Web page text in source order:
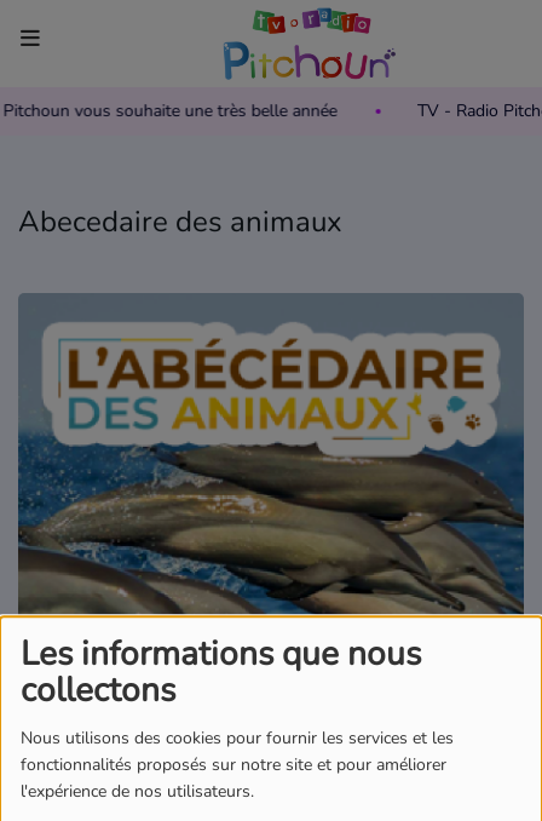
Les informations que nous
collectons
Nous utilisons des cookies pour fournir les services et les
fonctionnalités proposés sur notre site et pour améliorer
l'expérience de nos utilisateurs.
Pitchoun vous souhaite une très belle année TV - Radio
Accueil
Replay TV Pitchoun
Où regarder TV Pitchoun ?
Radio
Grille des programmes Radio
Podcasts
Où écouter Radio Pitchoun ?
Pitchoun Rédac
Qui sommes-nous ?
Contact
Abecedaire des animaux